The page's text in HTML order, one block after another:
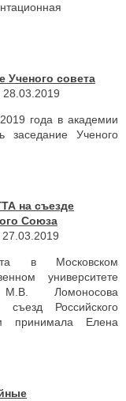
Ученого совета
28.03.2019
года в академии
заседание Ученого
на съезде
Союза
27.03.2019
в Московском
университете
Ломоносова
съезд Российского
принимала Елена